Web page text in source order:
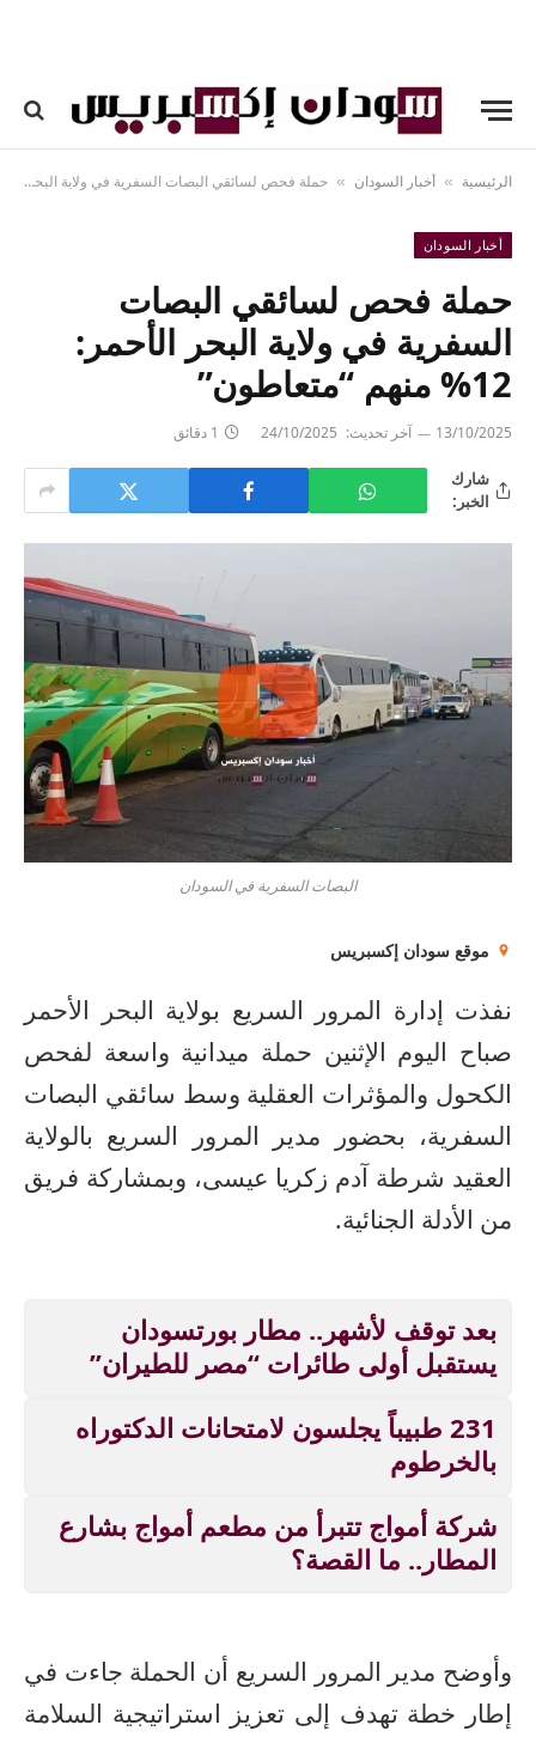
الرئيسية » أخبار السودان » حملة فحص لسائقي البصات السفرية في ولاية البحر الأحمر: 12% منهم “متعاطون”
أخبار السودان
حملة فحص لسائقي البصات
السفرية في ولاية البحر الأحمر:
12% منهم “متعاطون”
13/10/2025 آخر تحديث: 24/10/2025 1 دقائق
شارك
الخبر:
البصات السفرية في السودان
موقع سودان إكسبريس
نفذت إدارة المرور السريع بولاية البحر الأحمر
صباح اليوم الإثنين حملة ميدانية واسعة لفحص
الكحول والمؤثرات العقلية وسط سائقي البصات
السفرية، بحضور مدير المرور السريع بالولاية
العقيد شرطة آدم زكريا عيسى، وبمشاركة فريق
من الأدلة الجنائية.
بعد توقف لأشهر.. مطار بورتسودان
يستقبل أولى طائرات “مصر للطيران”
231 طبيباً يجلسون لامتحانات الدكتوراه
بالخرطوم
شركة أمواج تتبرأ من مطعم أمواج بشارع
المطار.. ما القصة؟
وأوضح مدير المرور السريع أن الحملة جاءت في
إطار خطة تهدف إلى تعزيز استراتيجية السلامة